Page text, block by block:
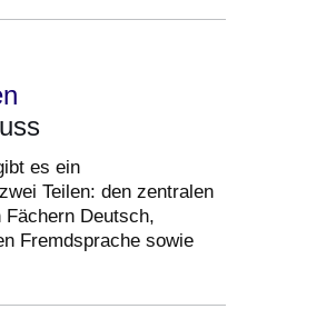
es ein
Teilen: den zentralen
Deutsch,
Fremdsprache sowie